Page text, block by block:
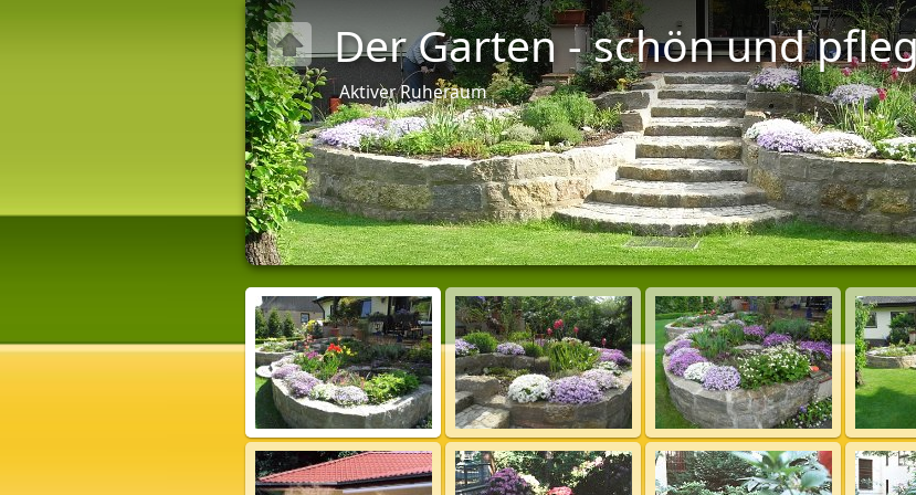
Der Garten - schön und
Aktiver Ruheraum